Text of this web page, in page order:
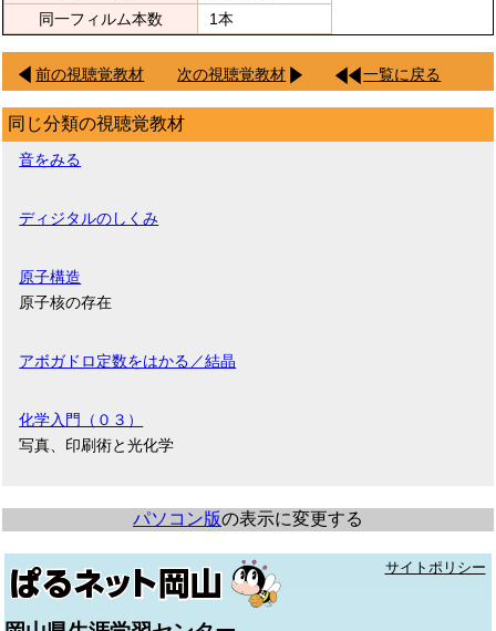
同一フィルム本数
1本
前の視聴覚教材 次の視聴覚教材 一覧に戻る
同じ分類の視聴覚教材
音をみる
ディジタルのしくみ
原子構造
原子核の存在
アボガドロ定数をはかる／結晶
化学入門（０３）
写真、印刷術と光化学
パソコン版の表示に変更する
サイトポリシー